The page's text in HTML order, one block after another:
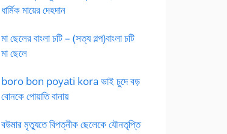
ধার্মিক মায়ের দেহদান
মা ছেলের বাংলা চটি – (সত্য গল্প)বাংলা চটি
মা ছেলে
boro bon poyati kora ভাই চুদে বড়
বোনকে পোয়াতি বানায়
বউমার মৃত্যুতে বিপত্নীক ছেলেকে যৌনতৃপ্তি